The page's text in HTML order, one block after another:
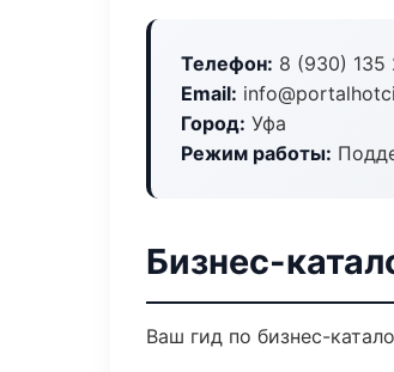
Телефон: 8 (930) 135
Email:
Город: Уфа
Режим работы:
Бизнес-
Ваш гид по бизнес-